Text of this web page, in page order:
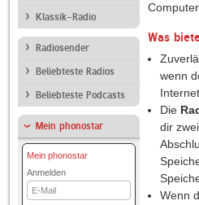
Klassik-Radio
Radiosender
Beliebteste Radios
Beliebteste Podcasts
Mein phonostar
Mein phonostar
Anmelden
E-
Mail
Was
wenn
Die
dir
Wenn